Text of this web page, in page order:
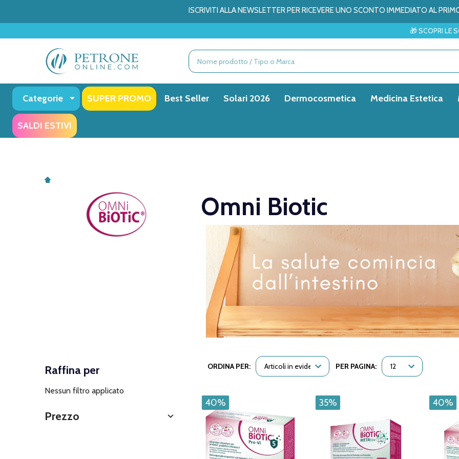
ISCRIVITI ALLA NEWSLETTER PER RICEVERE UNO SCONTO IMMEDIATO AL
🎁 SCOPRI LE SORPRESE
Ricerca
Categorie SUPER PROMO Best Seller Solari 2026 Dermocosmetica Medicina Estetica
SALDI ESTIVI
Omni Biotic
per
Raffina per
Nessun filtro applicato
Prezzo
ORDINA PER: PER PAGINA:
40% 35% 40%